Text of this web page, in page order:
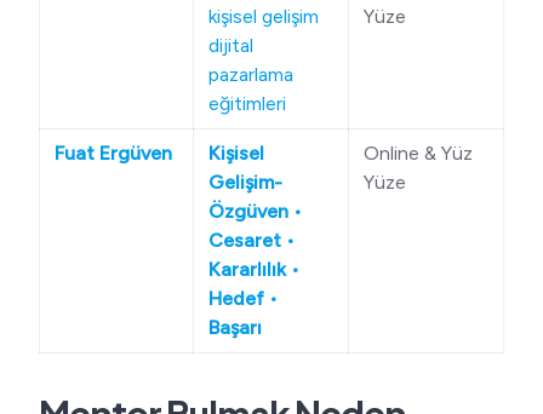
kişisel gelişim
dijital
pazarlama
eğitimleri
Yüze
Fuat Ergüven
Kişisel
Gelişim-
Özgüven •
Cesaret •
Kararlılık •
Hedef •
Başarı
Online & Yüz
Yüze